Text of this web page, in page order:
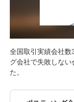
全国取引実績会社
グ会社で失敗しな
た。